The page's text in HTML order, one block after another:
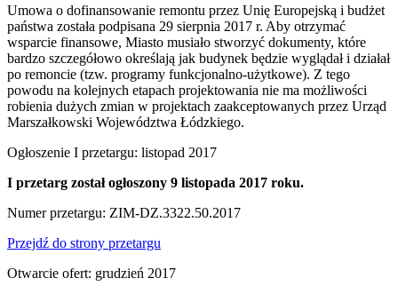
Umowa o dofinansowanie remontu przez Unię Europejską i budżet
państwa została podpisana 29 sierpnia 2017 r. Aby otrzymać
wsparcie finansowe, Miasto musiało stworzyć dokumenty, które
bardzo szczegółowo określają jak budynek będzie wyglądał i działał
po remoncie (tzw. programy funkcjonalno-użytkowe). Z tego
powodu na kolejnych etapach projektowania nie ma możliwości
robienia dużych zmian w projektach zaakceptowanych przez Urząd
Marszałkowski Województwa Łódzkiego.
Ogłoszenie I przetargu: listopad 2017
I przetarg został ogłoszony 9 listopada 2017 roku.
Numer przetargu: ZIM-DZ.3322.50.2017
Przejdź do strony przetargu
Otwarcie ofert: grudzień 2017